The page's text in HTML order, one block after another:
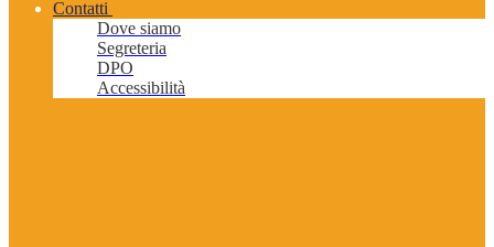
Contatti
Dove siamo
Segreteria
DPO
Accessibilità